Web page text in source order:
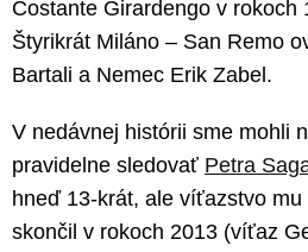
Costante Girardengo v rokoch
Štyrikrát Miláno – San Remo
Bartali a Nemec Erik Zabel.
V nedávnej histórii sme mohli
pravidelne sledovať Petra
hneď 13-krát, ale víťazstvo
skončil v rokoch 2013 (víťaz